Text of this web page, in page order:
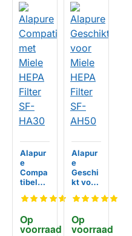
Op
voorraad
Alapur
e
Compa
tibel
Miele
Filter
SF-
Op
voorraad
Alapur
e
Geschi
kt voor
HEPA
SF-
AH50